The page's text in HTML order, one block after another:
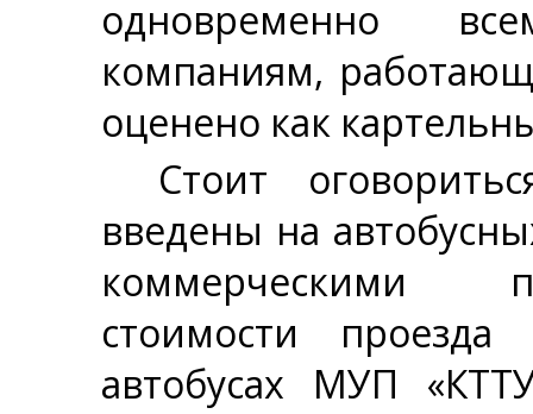
одновременно
компаниям,
оценено как
Стоит
введены на
коммерческими
стоимости
автобусах МУП